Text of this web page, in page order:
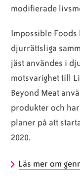
modifierade
Impossible
djurrättsliga
jäst användes i
motsvarighet till
Beyond Meat
produkter och
planer på att
2020.
Läs mer om